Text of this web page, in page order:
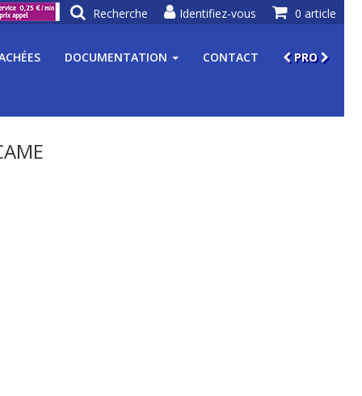
DOCUMENTATION CONTACT PRO
0 article
Identifiez-vous
Recherche